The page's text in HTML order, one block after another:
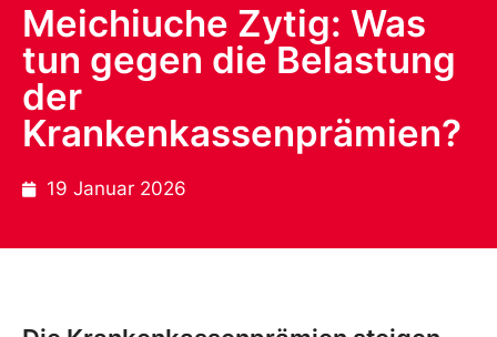
Meichiuche Zytig: Was
tun gegen die Belastung
der
Krankenkassenprämien?
19 Januar 2026